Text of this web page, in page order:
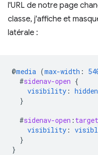
l'URL de notre page
classe, j'affiche et
latérale :
@media (max-width :
#sidenav-open {
visibility : hidden
}
#sidenav-open : target
visibility :
}
}